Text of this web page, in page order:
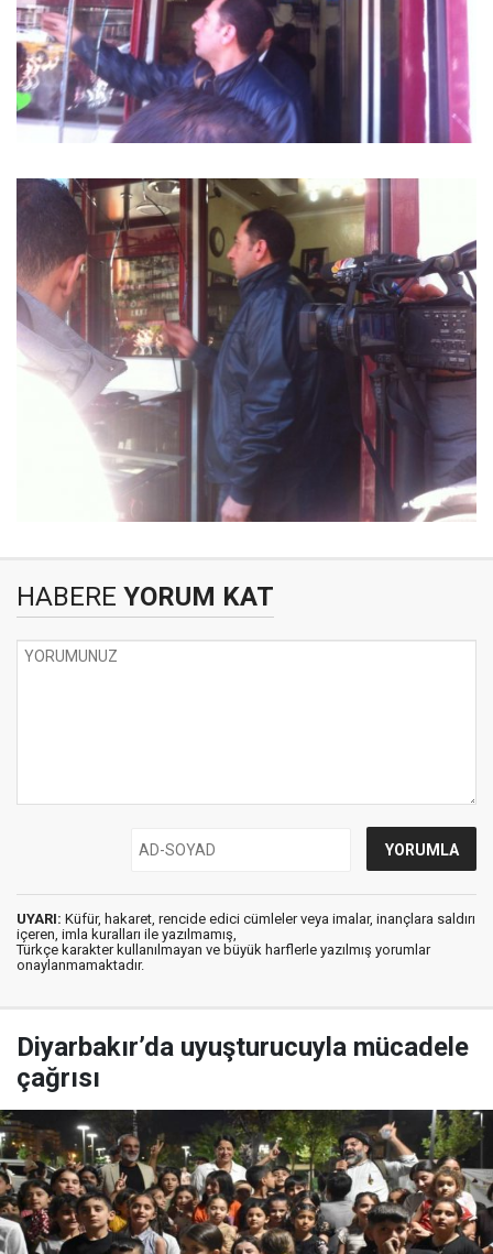
HABERE YORUM KAT
UYARI: Küfür, hakaret, rencide edici cümleler veya imalar, inançlara saldırı
içeren, imla kuralları ile yazılmamış,
Türkçe karakter kullanılmayan ve büyük harflerle yazılmış yorumlar
onaylanmamaktadır.
Diyarbakır’da uyuşturucuyla mücadele
çağrısı